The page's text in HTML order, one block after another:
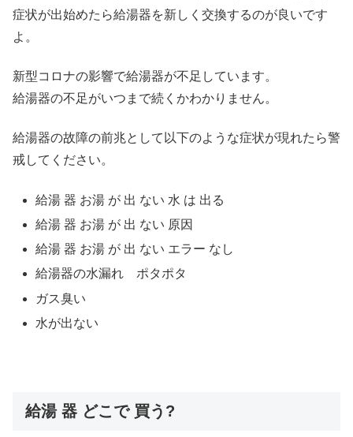
症状が出始めたら給湯器を新しく交換するのが良いです
よ。
新型コロナの影響で給湯器が不足しています。
給湯器の不足がいつまで続くかわかりません。
給湯器の故障の前兆として以下のような症状が現れたら警
戒してください。
給湯 器 お湯 が 出 ない 水 は 出る
給湯 器 お湯 が 出 ない 原因
給湯 器 お湯 が 出 ない エラー なし
給湯器の水漏れ ポタポタ
ガス臭い
水が出ない
給湯 器 どこで 買う?